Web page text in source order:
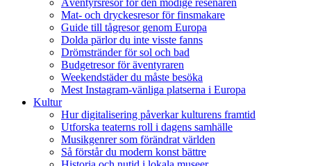
Äventyrsresor för den modige resenären
Mat- och dryckesresor för finsmakare
Guide till tågresor genom Europa
Dolda pärlor du inte visste fanns
Drömstränder för sol och bad
Budgetresor för äventyraren
Weekendstäder du måste besöka
Mest Instagram-vänliga platserna i Europa
Kultur
Hur digitalisering påverkar kulturens framtid
Utforska teaterns roll i dagens samhälle
Musikgenrer som förändrat världen
Så förstår du modern konst bättre